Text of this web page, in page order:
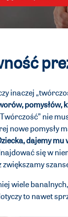
inaczej
pomysłów,
nie
nowe pomysły
dajemy mu
się w
wiele
to nawet